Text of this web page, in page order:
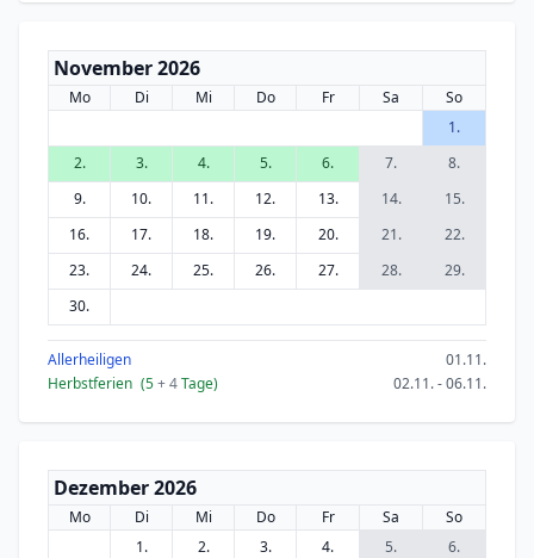
November 2026
Mo Di Mi Do Fr Sa
So
1.
2.
3. 4. 5. 6. 7.
8.
9.
10. 11. 12. 13. 14.
15.
16.
17. 18. 19. 20. 21.
22.
23.
24. 25. 26. 27. 28.
29.
30.
Allerheiligen
01.11.
Herbstferien (5+ 4Tage) 02.11. - 06.11.
Dezember 2026
Mo Di Mi Do Fr Sa
So
1.
2. 3. 4. 5.
6.